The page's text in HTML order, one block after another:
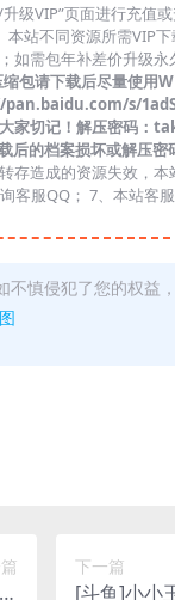
级VIP”页面进行充值
本站不同资源所需VIP
需包年补差价升级
包请下载后尽量使用
s/
大家切记！解压密码
的档案损坏或解压密
造成的资源失效，本
服QQ； 7、本站客
慎侵犯了您的权益
下一篇
[斗鱼]小小